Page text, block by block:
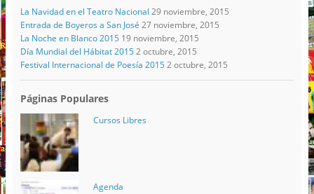
La Navidad en el Teatro Nacional 29 noviembre, 2015
Entrada de Boyeros a San José 27 noviembre, 2015
La Noche en Blanco 2015 19 noviembre, 2015
Día Mundial del Hábitat 2015 2 octubre, 2015
Festival Internacional de Poesía 2015 2 octubre, 2015
Páginas Populares
Cursos Libres
Agenda